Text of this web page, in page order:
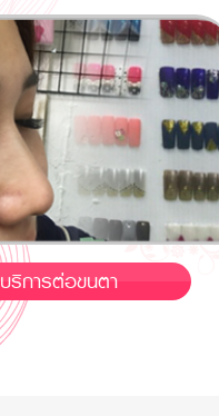
บริการต่อขนตา